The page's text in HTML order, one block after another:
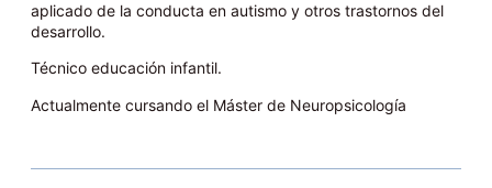
aplicado de la conducta en autismo y otros trastornos del
desarrollo.
Técnico educación infantil.
Actualmente cursando el Máster de Neuropsicología